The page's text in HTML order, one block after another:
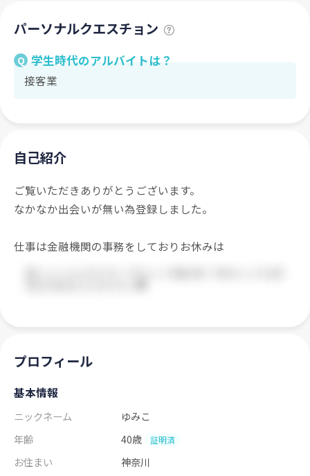
パーソナルクエスチョン
Q 学生時代のアルバイトは？
接客業
自己紹介
ご覧いただきありがとうございます。
なかなか出会いが無い為登録しました。
仕事は金融機関の事務をしておりお休みは
プロフィール
基本情報
ニックネーム
ゆみこ
年齢
40歳 証明済
お住まい
神奈川